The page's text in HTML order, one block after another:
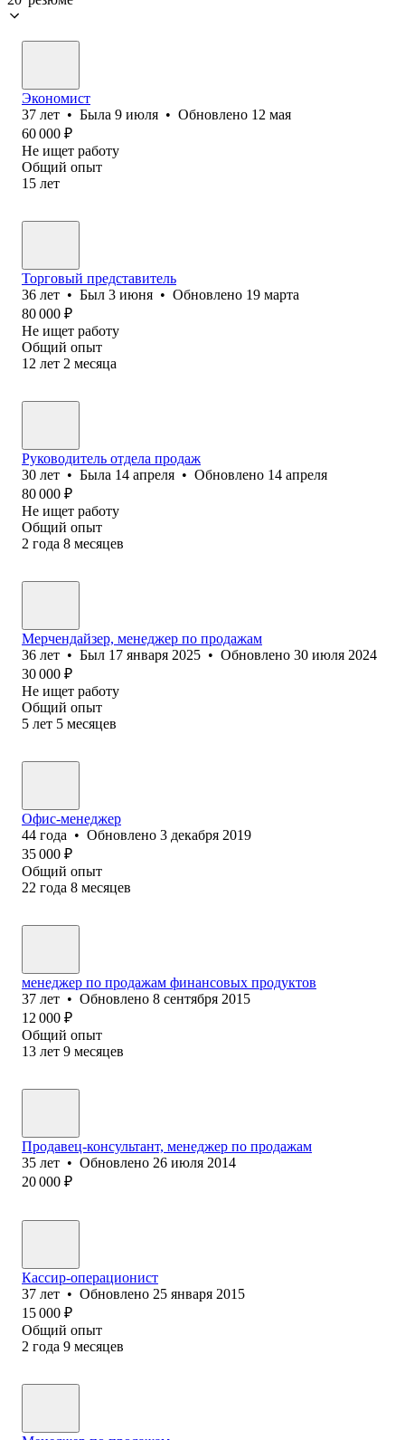
Экономист
37 лет • Была 9 июля • Обновлено 12 мая
60 000 ₽
Не ищет работу
Общий опыт
15 лет
Торговый представитель
36 лет • Был 3 июня • Обновлено 19 марта
80 000 ₽
Не ищет работу
Общий опыт
12 лет 2 месяца
Руководитель отдела продаж
30 лет • Была 14 апреля • Обновлено 14 апреля
80 000 ₽
Не ищет работу
Общий опыт
2 года 8 месяцев
Мерчендайзер, менеджер по продажам
36 лет • Был 17 января 2025 • Обновлено 30 июля 2024
30 000 ₽
Не ищет работу
Общий опыт
5 лет 5 месяцев
Офис-менеджер
44 года • Обновлено 3 декабря 2019
35 000 ₽
Общий опыт
22 года 8 месяцев
менеджер по продажам финансовых продуктов
37 лет • Обновлено 8 сентября 2015
12 000 ₽
Общий опыт
13 лет 9 месяцев
Продавец-консультант, менеджер по продажам
35 лет • Обновлено 26 июля 2014
20 000 ₽
Кассир-операционист
37 лет • Обновлено 25 января 2015
15 000 ₽
Общий опыт
2 года 9 месяцев